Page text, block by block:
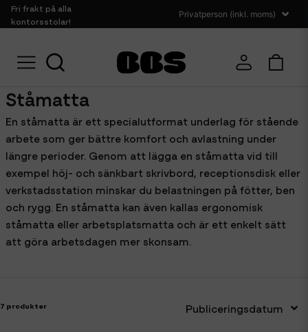
Fri frakt på alla
kontorsstolar!
Hem Kontorstillbehör Ståmatta
Ståmatta
En ståmatta är ett specialutformat underlag för stående
arbete som ger bättre komfort och avlastning under
längre perioder. Genom att lägga en ståmatta vid till
exempel höj- och sänkbart skrivbord, receptionsdisk eller
verkstadsstation minskar du belastningen på fötter, ben
och rygg. En ståmatta kan även kallas ergonomisk
ståmatta eller arbetsplatsmatta och är ett enkelt sätt
att göra arbetsdagen mer skonsam.
7 produkter Publiceringsdatum